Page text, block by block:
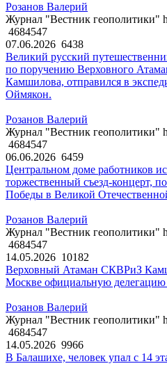
Розанов Валерий
Журнал "Вестник геополитики"
4684547
07.06.2026 6438
Великий русский
по поручению Верховного
Камшилова, отправился в
Оймякон.
Розанов Валерий
Журнал "Вестник геополитики"
4684547
06.06.2026 6459
Центральном доме работников
торжественный съезд-концерт,
Победы в Великой
Розанов Валерий
Журнал "Вестник геополитики"
4684547
14.05.2026 10182
Верховный Атаман СКВРиЗ
Москве официальную делегацию
Розанов Валерий
Журнал "Вестник геополитики"
4684547
14.05.2026 9966
В Балашихе, человек упал с 14